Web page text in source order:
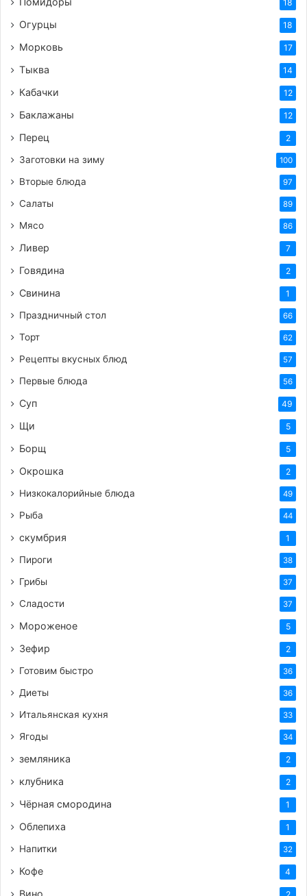
18
Огурцы 18
Морковь 17
Тыква 14
Кабачки 12
Баклажаны 12
Перец 2
Заготовки на зиму 100
Вторые блюда 97
Салаты 89
Мясо 86
Ливер 7
Говядина 2
Свинина 1
Праздничный стол 66
Торт 62
Рецепты вкусных блюд 57
Первые блюда 56
Суп 49
Щи 5
Борщ 5
Окрошка 2
Низкокалорийные блюда 49
Рыба 44
скумбрия 1
Пироги 38
Грибы 37
Сладости 37
Мороженое 5
Зефир 2
Готовим быстро 36
Диеты 36
Итальянская кухня 33
Ягоды 34
земляника 2
клубника 2
Чёрная смородина 1
Облепиха 1
Напитки 32
Кофе 4
Вино